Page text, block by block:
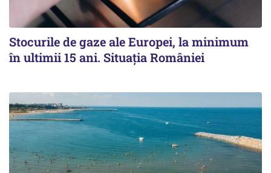
Stocurile de gaze ale Europei, la minimum
în ultimii 15 ani. Situația României